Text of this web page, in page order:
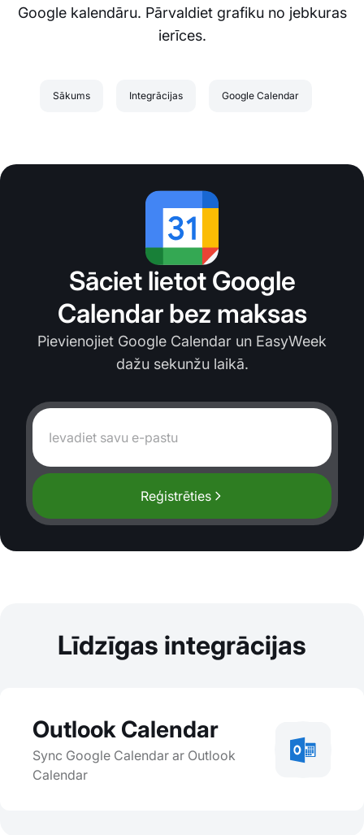
Google kalendāru. Pārvaldiet grafiku no jebkuras
ierīces.
Sākums Integrācijas Google Calendar
Sāciet lietot Google
Calendar bez maksas
Pievienojiet Google Calendar un EasyWeek
dažu sekunžu laikā.
Reģistrēties
Līdzīgas integrācijas
Outlook Calendar
Sync Google Calendar ar Outlook
Calendar